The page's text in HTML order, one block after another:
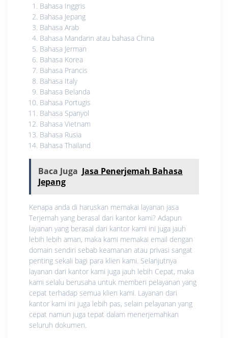
Bahasa Inggris
Bahasa Jepang
Bahasa Arab
Bahasa Mandarin atau bahasa China
Bahasa Jerman
Bahasa Korea
Bahasa Prancis
Bahasa Italy
Bahasa Belanda
Bahasa Portugis
Bahasa Spanyol
Bahasa Vietnam
Bahasa Rusia
Bahasa Thailand
Baca Juga Jasa Penerjemah Bahasa
Jepang
Kenapa anda di haruskan memakai layanan jasa
Terjemah yang berasal dari kantor kami? Adapun
layanan yang berasal dari kantor kami ini juga jauh
lebih lebih aman, maka kami memakai email dengan
domain sendiri sebab keamanan atau privasi sangat
penting sekali bagi para klien kami. Selanjutnya
layanan dari kantor kami juga jauh lebih Cepat, maka
kami selalu berusaha untuk memberi pelayanan yang
cepat terhadap semua klien kami. Layanan dari
kantor kami ini juga lebih pas, selain pelayanan yang
cepat namun juga tepat dalam menerjemahkan
seluruh dokumen.